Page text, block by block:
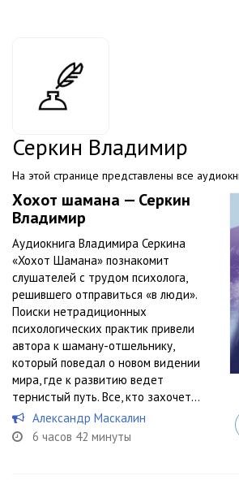
Серкин Владимир
На этой странице представлены все
Хохот шамана — Серкин
Владимир
Аудиокнига Владимира Серкина
«Хохот Шамана» познакомит
слушателей с трудом психолога,
решившего отправиться «в люди».
Поиски нетрадиционных
психологических практик привели
автора к шаману-отшельнику,
который поведал о новом видении
мира, где к развитию ведет
тернистый путь. Все, кто захочет...
Александр Маскалин
6 часов 42 минуты